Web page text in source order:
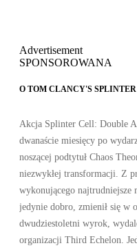
Advertisement
SPONSOROWANA
O TOM CLANCY'S
Akcja Splinter Cell: Double
dwanaście miesięcy po
noszącej podtytuł Chaos
niezwykłej transformacji. Z
wykonującego najtrudniejsze
jedynie dobro, zmienił się w
dwudziestoletni wyrok,
organizacji Third Echelon.